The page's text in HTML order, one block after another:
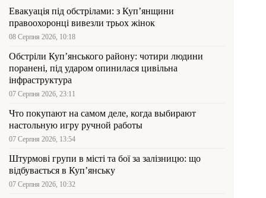
Евакуація під обстрілами: з Куп’янщини
правоохоронці вивезли трьох жінок
08 Серпня 2026, 10:18
Обстріли Куп’янського району: чотири людини
поранені, під ударом опинилася цивільна
інфраструктура
07 Серпня 2026, 23:11
Что покупают на самом деле, когда выбирают
настольную игру ручной работы
07 Серпня 2026, 13:54
Штурмові групи в місті та бої за залізницю: що
відбувається в Куп’янську
07 Серпня 2026, 10:32